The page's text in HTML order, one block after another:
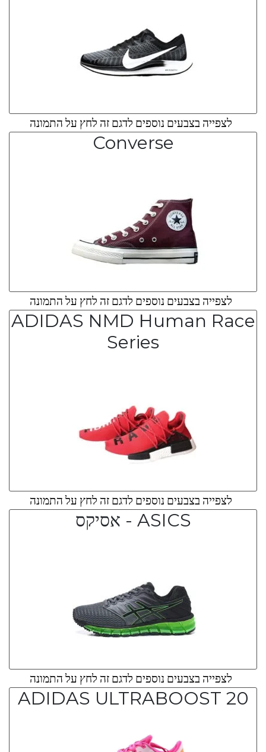
לצפייה בצבעים נוספים לדגם זה לחץ על התמונה
Converse
לצפייה בצבעים נוספים לדגם זה לחץ על התמונה
ADIDAS NMD Human Race
Series
לצפייה בצבעים נוספים לדגם זה לחץ על התמונה
ASICS - אסיקס
לצפייה בצבעים נוספים לדגם זה לחץ על התמונה
ADIDAS ULTRABOOST 20